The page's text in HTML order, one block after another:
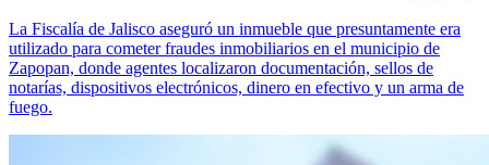
La Fiscalía de Jalisco aseguró un inmueble que presuntamente era
utilizado para cometer fraudes inmobiliarios en el municipio de
Zapopan, donde agentes localizaron documentación, sellos de
notarías, dispositivos electrónicos, dinero en efectivo y un arma de
fuego.